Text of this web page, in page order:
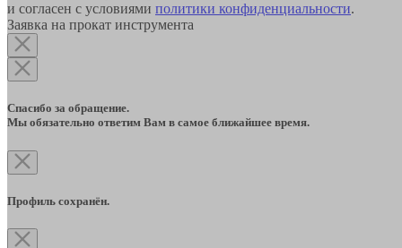
и согласен с условиями политики конфиденциальности.
Заявка на прокат инструмента
Спасибо за обращение.
Мы обязательно ответим Вам в самое ближайшее время.
Профиль сохранён.